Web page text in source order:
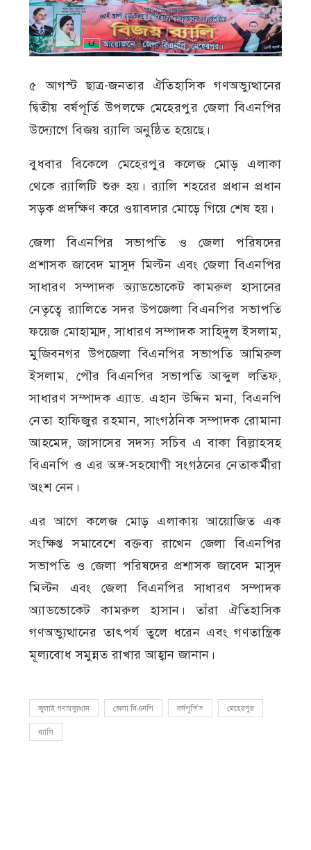
৫ আগস্ট ছাত্র-জনতার ঐতিহাসিক গণঅভ্যুত্থানের
দ্বিতীয় বর্ষপূর্তি উপলক্ষে মেহেরপুর জেলা বিএনপির
উদ্যোগে বিজয় র‍্যালি অনুষ্ঠিত হয়েছে।
বুধবার বিকেলে মেহেরপুর কলেজ মোড় এলাকা
থেকে র‍্যালিটি শুরু হয়। র‍্যালি শহরের প্রধান প্রধান
সড়ক প্রদক্ষিণ করে ওয়াবদার মোড়ে গিয়ে শেষ হয়।
জেলা বিএনপির সভাপতি ও জেলা পরিষদের
প্রশাসক জাবেদ মাসুদ মিল্টন এবং জেলা বিএনপির
সাধারণ সম্পাদক অ্যাডভোকেট কামরুল হাসানের
নেতৃত্বে র‍্যালিতে সদর উপজেলা বিএনপির সভাপতি
ফয়েজ মোহাম্মদ, সাধারণ সম্পাদক সাহিদুল ইসলাম,
মুজিবনগর উপজেলা বিএনপির সভাপতি আমিরুল
ইসলাম, পৌর বিএনপির সভাপতি আব্দুল লতিফ,
সাধারণ সম্পাদক এ্যাড. এহান উদ্দিন মনা, বিএনপি
নেতা হাফিজুর রহমান, সাংগঠনিক সম্পাদক রোমানা
আহমেদ, জাসাসের সদস্য সচিব এ বাকা বিল্লাহসহ
বিএনপি ও এর অঙ্গ-সহযোগী সংগঠনের নেতাকর্মীরা
অংশ নেন।
এর আগে কলেজ মোড় এলাকায় আয়োজিত এক
সংক্ষিপ্ত সমাবেশে বক্তব্য রাখেন জেলা বিএনপির
সভাপতি ও জেলা পরিষদের প্রশাসক জাবেদ মাসুদ
মিল্টন এবং জেলা বিএনপির সাধারণ সম্পাদক
অ্যাডভোকেট কামরুল হাসান। তাঁরা ঐতিহাসিক
গণঅভ্যুত্থানের তাৎপর্য তুলে ধরেন এবং গণতান্ত্রিক
মূল্যবোধ সমুন্নত রাখার আহ্বান জানান।
জুলাই গণঅভ্যুত্থান জেলা বিএনপি বর্ষপূর্তিত মেহেরপুর
র‍্যালি